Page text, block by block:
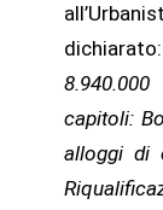
capitoli:
alloggi di